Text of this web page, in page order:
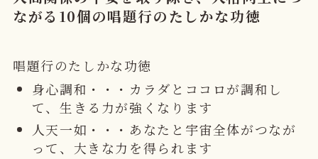
ながる10個の唱題行のたしかな功徳
唱題行のたしかな功徳
身心調和・・・カラダとココロが調和し
て、生きる力が強くなります
人天一如・・・あなたと宇宙全体がつなが
って、大きな力を得られます